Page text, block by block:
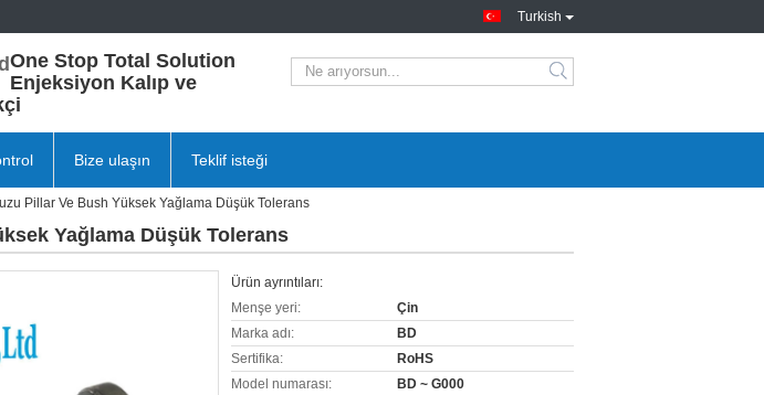
Turkish
One Stop Total Solution
Enjeksiyon Kalıp ve
Bize ulaşın Teklif isteği
Pillar Ve Bush Yüksek Yağlama Düşük Tolerans
Yağlama Düşük Tolerans
Ürün ayrıntıları:
Menşe yeri:
Çin
Marka adı:
BD
Sertifika:
RoHS
Model numarası:
BD ~ G000